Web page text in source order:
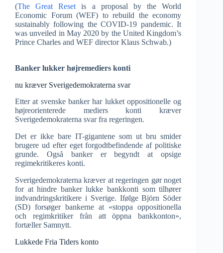
(The Great Reset is a proposal by the World
Economic Forum (WEF) to rebuild the economy
sustainably following the COVID-19 pandemic. It
was unveiled in May 2020 by the United Kingdom’s
Prince Charles and WEF director Klaus Schwab.)
Banker lukker højremediers konti
nu kræver Sverige­demokraterna svar
Etter at svenske banker har lukket oppositionelle og
højreorienterede mediers konti kræver
Sverigedemokraterna svar fra regeringen.
Det er ikke bare IT-gigantene som ut bru smider
brugere ud efter eget forgodtbefindende af politiske
grunde. Også banker er begyndt at opsige
regimekritikeres konti.
Sverigedemokraterna kræver at regeringen gør noget
for at hindre banker lukke bankkonti som tilhører
indvandringskritikere i Sverige. Ifølge Björn Söder
(SD) forsøger bankerne at «stoppa oppositionella
och regimkritiker från att öppna bankkonton»,
fortæller Samnytt.
Lukkede Fria Tiders konto